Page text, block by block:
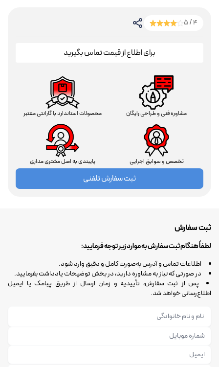
4 / 5
برای اطلاع از قیمت تماس بگیرید
مشاوره فنی و طراحی رایگان محصولات استاندارد با گارانتی معتبر
تخصص و سوابق اجرایی پایبندی به اصل مشتری مداری
ثبت سفارش تلفنی
ثبت سفارش
لطفاً هنگام ثبت سفارش به موارد زیر توجه فرمایید:
اطلاعات تماس و آدرس به‌صورت کامل و دقیق وارد شود.
در صورتی که نیاز به مشاوره دارید، در بخش توضیحات یادداشت بفرمایید.
پس از ثبت سفارش، تأییدیه و زمان ارسال از طریق پیامک یا ایمیل
اطلاع‌رسانی خواهد شد.